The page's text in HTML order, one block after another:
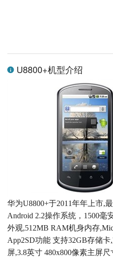
U8800+机型介绍
华为U8800+于2011年年上市,
Android 2.2操作系统，1500毫
外观,512MB RAM机身内存
App2SD功能 支持32GB存储
屏,3.8英寸 480x800像素主屏